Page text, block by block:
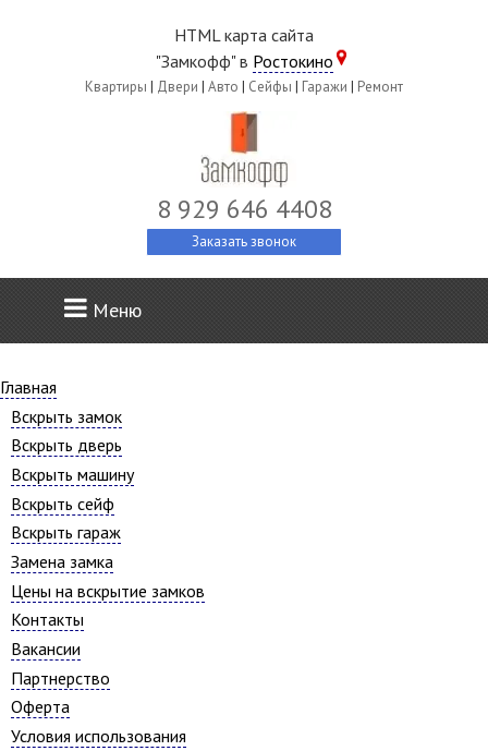
HTML карта сайта
"Замкофф" в Ростокино
Квартиры | Двери | Авто | Сейфы | Гаражи | Ремонт
8 929 646 4408
Заказать звонок
Меню
Главная
Вскрыть замок
Вскрыть дверь
Вскрыть машину
Вскрыть сейф
Вскрыть гараж
Замена замка
Цены на вскрытие замков
Контакты
Вакансии
Партнерство
Оферта
Условия использования